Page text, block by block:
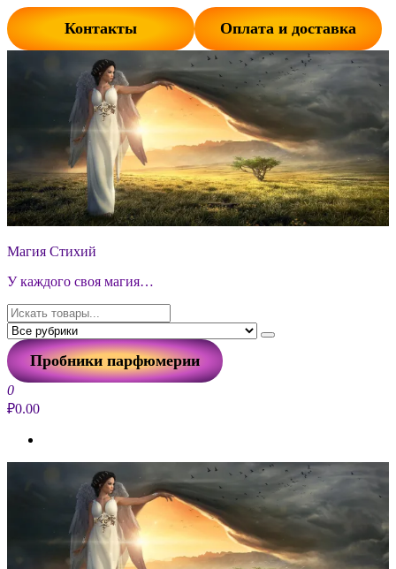
Перейти
к
содержимому
Контакты Оплата и доставка
Магия Стихий
У каждого своя магия…
Пробники парфюмерии
0
₽0.00